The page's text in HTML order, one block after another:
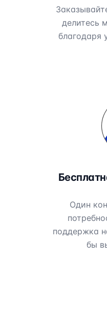
делитесь
благодаря
Один
поддержка
бы